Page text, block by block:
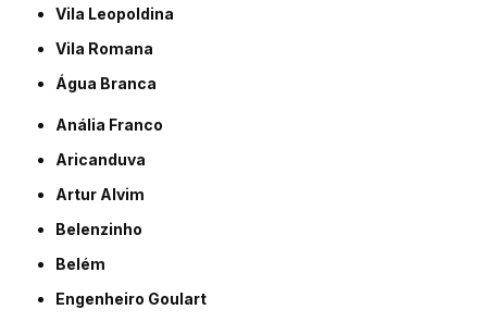
Vila Leopoldina
Vila Romana
Água Branca
Anália Franco
Aricanduva
Artur Alvim
Belenzinho
Belém
Engenheiro Goulart